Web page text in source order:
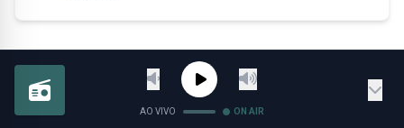
AO VIVO ON AIR